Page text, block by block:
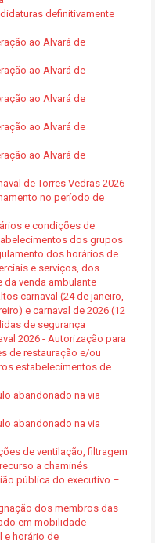
definitivamente
ao Alvará de
ao Alvará de
ao Alvará de
ao Alvará de
ao Alvará de
de Torres Vedras 2026
no período de
e condições de
dos grupos
dos horários de
e serviços, dos
venda ambulante
carnaval (24 de janeiro,
e carnaval de 2026 (12
de segurança
2026 - Autorização para
de restauração e/ou
estabelecimentos de
abandonado na via
abandonado na via
de ventilação, filtragem
a chaminés
pública do executivo –
dos membros das
em mobilidade
e horário de